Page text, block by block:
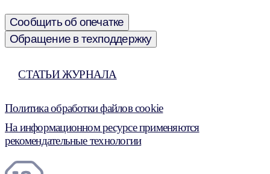
Сообщить об опечатке
Обращение в техподдержку
СТАТЬИ ЖУРНАЛА
Политика обработки файлов cookie
На информационном ресурсе применяются
рекомендательные технологии